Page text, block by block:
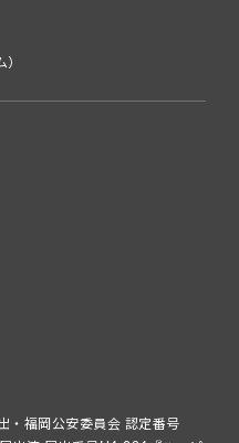
・福岡公安委員会 認定番号